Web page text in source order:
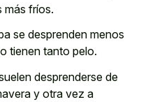
más fríos.
se desprenden menos
tienen tanto pelo.
desprenderse de
y otra vez a